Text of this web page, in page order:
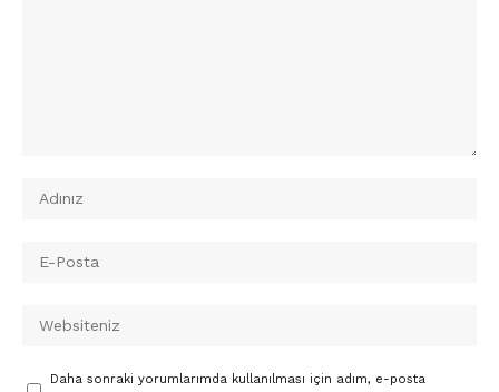
Daha sonraki yorumlarımda kullanılması için adım, e-posta